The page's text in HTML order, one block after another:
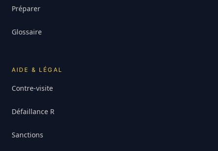
Préparer
Glossaire
AIDE & LÉGAL
Contre-visite
Défaillance R
Sanctions